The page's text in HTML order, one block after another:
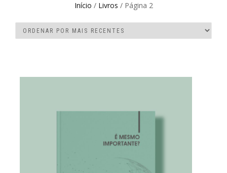
Início / Livros / Página 2